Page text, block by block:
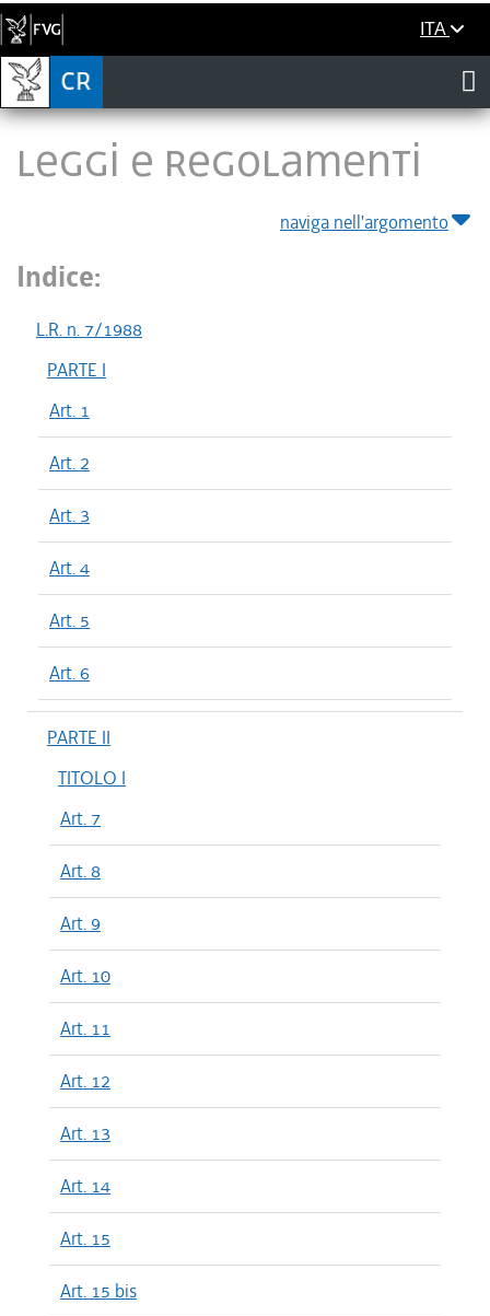
ITA
LEGGI E REGOLAMENTI
naviga nell'argomento
Indice:
L.R. n. 7/1988
PARTE I
Art. 1
Art. 2
Art. 3
Art. 4
Art. 5
Art. 6
PARTE II
TITOLO I
Art. 7
Art. 8
Art. 9
Art. 10
Art. 11
Art. 12
Art. 13
Art. 14
Art. 15
Art. 15 bis